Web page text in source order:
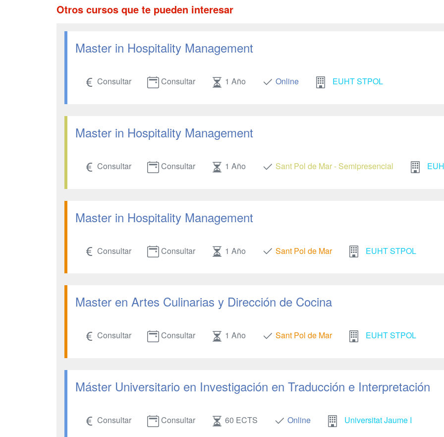
Otros cursos que te pueden interesar
Master in Hospitality Management
Consultar Consultar 1 Año Online EUHT STPOL
Master in Hospitality Management
Consultar Consultar 1 Año Sant Pol de Mar - Semipresencial
Master in Hospitality Management
Consultar Consultar 1 Año Sant Pol de Mar EUHT STPOL
Master en Artes Culinarias y Dirección de Cocina
Consultar Consultar 1 Año Sant Pol de Mar EUHT STPOL
Máster Universitario en Investigación en Traducción e Interpretación
Consultar Consultar 60 ECTS Online Universitat Jaume I